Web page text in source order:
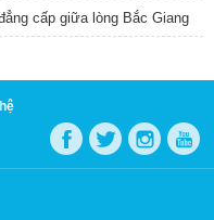
cấp giữa lòng Bắc Giang